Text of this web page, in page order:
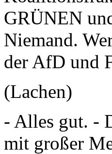
GRÜNEN
Niemand.
der AfD und
(Lachen)
- Alles gut. -
mit großer